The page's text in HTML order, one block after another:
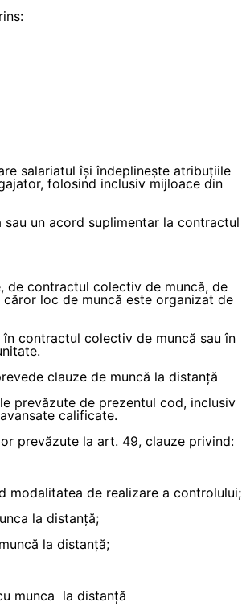
salariatul își îndeplinește atribuțiile
folosind inclusiv mijloace din
un acord suplimentar la contractul
de contractul colectiv de muncă, de
loc de muncă este organizat de
contractul colectiv de muncă sau în
clauze de muncă la distanță
prevăzute de prezentul cod, inclusiv
calificate.
prevăzute la art. 49, clauze privind:
modalitatea de realizare a controlului;
la distanță;
la distanță;
munca la distanță